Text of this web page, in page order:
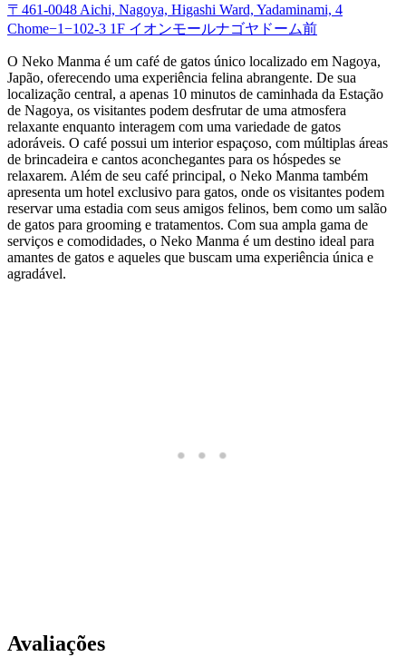
〒461-0048 Aichi, Nagoya, Higashi Ward, Yadaminami, 4
Chome−1−102-3 1F イオンモールナゴヤドーム前
O Neko Manma é um café de gatos único localizado em Nagoya,
Japão, oferecendo uma experiência felina abrangente. De sua
localização central, a apenas 10 minutos de caminhada da Estação
de Nagoya, os visitantes podem desfrutar de uma atmosfera
relaxante enquanto interagem com uma variedade de gatos
adoráveis. O café possui um interior espaçoso, com múltiplas áreas
de brincadeira e cantos aconchegantes para os hóspedes se
relaxarem. Além de seu café principal, o Neko Manma também
apresenta um hotel exclusivo para gatos, onde os visitantes podem
reservar uma estadia com seus amigos felinos, bem como um salão
de gatos para grooming e tratamentos. Com sua ampla gama de
serviços e comodidades, o Neko Manma é um destino ideal para
amantes de gatos e aqueles que buscam uma experiência única e
agradável.
Avaliações